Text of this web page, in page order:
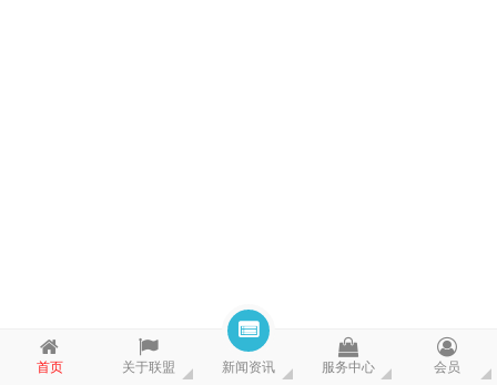
首页 关于联盟 新闻资讯 服务中心 会员